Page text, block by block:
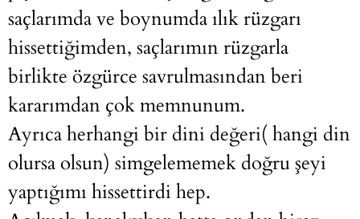
saçlarımda ve boynumda ılık rüzgarı
hissettiğimden, saçlarımın rüzgarla
birlikte özgürce savrulmasından beri
kararımdan çok memnunum.
Ayrıca herhangi bir dini değeri( hangi din
olursa olsun) simgelememek doğru şeyi
yaptığımı hissettirdi hep.